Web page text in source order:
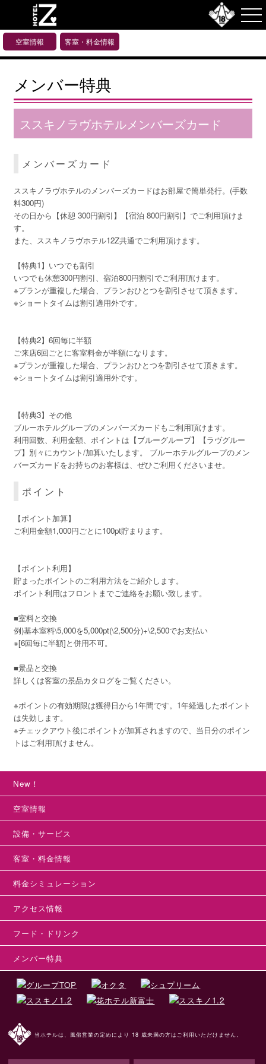
空室情報 客室・料金情報
メンバー特典
ススキノラヴホテルメンバーズカード
メンバーズカード
ススキノラヴホテルのメンバーズカードはお部屋で簡単発行。(手数
料300円)
その日から【休憩 300円割引】【宿泊 800円割引】でご利用頂けま
す。
また、ススキノラヴホテル12Z共通でご利用頂けます。
【特典1】いつでも割引
いつでも休憩300円割引、宿泊800円割引でご利用頂けます。
※プランが重複した場合、プランおひとつを割引させて頂きます。
※ショートタイムは割引適用外です。
【特典2】6回毎に半額
ご来店6回ごとに客室料金が半額になります。
※プランが重複した場合、プランおひとつを割引させて頂きます。
※ショートタイムは割引適用外です。
【特典3】その他
ブルーホテルグループのメンバーズカードもご利用頂けます。
利用回数、利用金額、ポイントは【ブルーグループ】【ラヴグルー
プ】別々にカウント/加算いたします。 ブルーホテルグループのメン
バーズカードをお持ちのお客様は、ぜひご利用くださいませ。
ポイント
【ポイント加算】
ご利用金額1,000円ごとに100pt貯まります。
【ポイント利用】
貯まったポイントのご利用方法をご紹介します。
ポイント利用はフロントまでご連絡をお願い致します。
■室料と交換
例)基本室料\5,000を5,000pt(\2,500分)+\2,500でお支払い
※[6回毎に半額]と併用不可。
■景品と交換
詳しくは客室の景品カタログをご覧ください。
※ポイントの有効期限は獲得日から1年間です。1年経過したポイント
は失効します。
※チェックアウト後にポイントが加算されますので、当日分のポイン
トはご利用頂けません。
New！
空室情報
設備・サービス
客室・料金情報
料金シミュレーション
アクセス情報
フード・ドリンク
メンバー特典
当ホテルは、風俗営業の定めにより 18 歳未満の方はご利用いただけません。